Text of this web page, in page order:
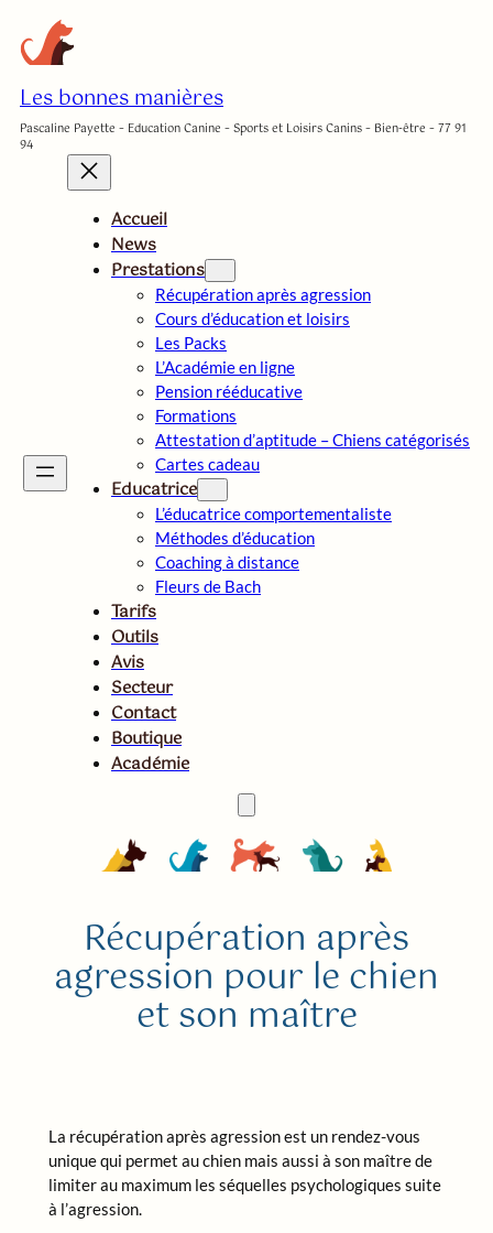
au
contenu
Les bonnes manières
Pascaline Payette – Education Canine – Sports et Loisirs Canins – Bien-être – 77 91
94
Accueil
News
Prestations
Récupération après agression
Cours d’éducation et loisirs
Les Packs
L’Académie en ligne
Pension rééducative
Formations
Attestation d’aptitude – Chiens catégorisés
Cartes cadeau
Educatrice
L’éducatrice comportementaliste
Méthodes d’éducation
Coaching à distance
Fleurs de Bach
Tarifs
Outils
Avis
Secteur
Contact
Boutique
Académie
Récupération après
agression pour le chien
et son maître
La récupération après agression est un rendez-vous
unique qui permet au chien mais aussi à son maître de
limiter au maximum les séquelles psychologiques suite
à l’agression.